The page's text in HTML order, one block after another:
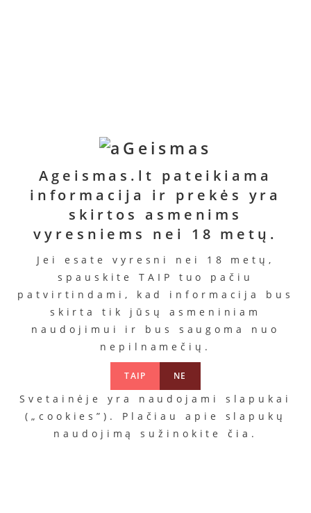
Ageismas.lt pateikiama
informacija ir prekės yra
skirtos asmenims
vyresniems nei 18 metų.
Jei esate vyresni nei 18 metų,
spauskite TAIP tuo pačiu
patvirtindami, kad informacija bus
skirta tik jūsų asmeniniam
naudojimui ir bus saugoma nuo
nepilnamečių.
TAIP NE
Svetainėje yra naudojami slapukai
(„cookies”). Plačiau apie slapukų
naudojimą sužinokitečia .